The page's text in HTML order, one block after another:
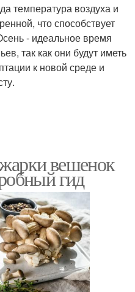
температура воздуха и
что способствует
- идеальное время
так как они будут иметь
к новой среде и
вешенок
гид